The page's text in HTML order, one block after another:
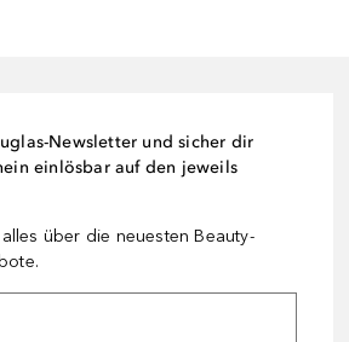
Newsletter und sicher dir
einlösbar auf den jeweils
über die neuesten Beauty-